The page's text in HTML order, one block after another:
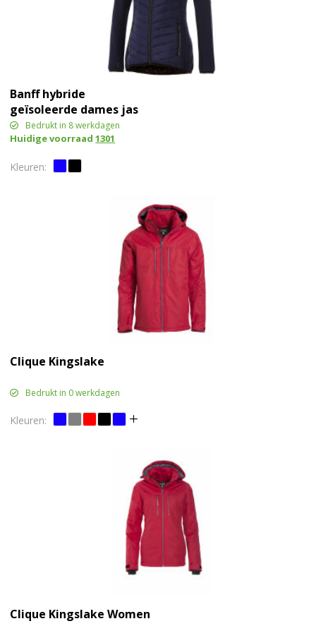
Banff hybride
geïsoleerde dames jas
Bedrukt in 8 werkdagen
Huidige voorraad1301
Clique Kingslake
Bedrukt in 0 werkdagen
Clique Kingslake Women